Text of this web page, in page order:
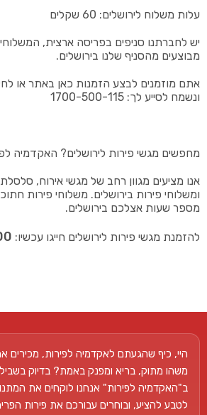
עלות משלוח לירושלים: 60 שקלים
יש לחברתנו סניפים בפריסה ארצית, המשלוחי
מבוצעים מהסניף שלנו בירושלים.
אתם מוזמנים לבצע הזמנות כאן באתר או
ונשמח לסייע לך: 1700-500-115
מחפשים מגשי פירות לירושלים? האקדמיה
אנו מציעים מגוון רחב של מגשי אירוח,
ומשלוחי פירות בירושלים. משלוחי פירות
מספר שעות אצלכם בירושלים.
להזמנת מגשי פירות לירושלים חייגו עכשיו:
היי, כיף שהגעתם לאקדמיה לפירות,
משהו מתוק, בריא ומפנק באמת? בדיוק
ב"האקדמיה לפירות" אנחנו לוקחים את
לטבע להציע, ובוחרים עבורכם את פירות